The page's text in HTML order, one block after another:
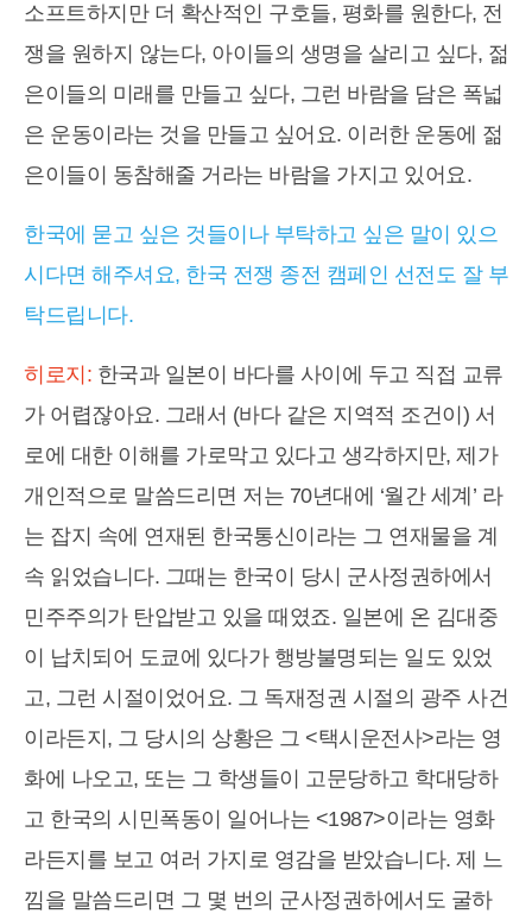
소프트하지만 더 확산적인 구호들, 평화를 원한다, 전
쟁을 원하지 않는다, 아이들의 생명을 살리고 싶다, 젊
은이들의 미래를 만들고 싶다, 그런 바람을 담은 폭넓
은 운동이라는 것을 만들고 싶어요. 이러한 운동에 젊
은이들이 동참해줄 거라는 바람을 가지고 있어요.
한국에 묻고 싶은 것들이나 부탁하고 싶은 말이 있으
시다면 해주셔요, 한국 전쟁 종전 캠페인 선전도 잘 부
탁드립니다.
히로지: 한국과 일본이 바다를 사이에 두고 직접 교류
가 어렵잖아요. 그래서 (바다 같은 지역적 조건이) 서
로에 대한 이해를 가로막고 있다고 생각하지만, 제가
개인적으로 말씀드리면 저는 70년대에 ‘월간 세계’ 라
는 잡지 속에 연재된 한국통신이라는 그 연재물을 계
속 읽었습니다. 그때는 한국이 당시 군사정권하에서
민주주의가 탄압받고 있을 때였죠. 일본에 온 김대중
이 납치되어 도쿄에 있다가 행방불명되는 일도 있었
고, 그런 시절이었어요. 그 독재정권 시절의 광주 사건
이라든지, 그 당시의 상황은 그 <택시운전사>라는 영
화에 나오고, 또는 그 학생들이 고문당하고 학대당하
고 한국의 시민폭동이 일어나는 <1987>이라는 영화
라든지를 보고 여러 가지로 영감을 받았습니다. 제 느
낌을 말씀드리면 그 몇 번의 군사정권하에서도 굴하